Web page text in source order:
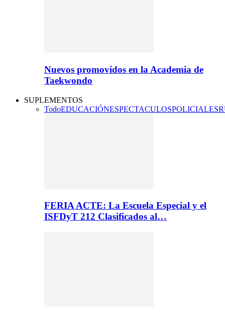
Nuevos promovidos en la Academia de
Taekwondo
SUPLEMENTOS
TodoEDUCACIÓNESPECTACULOSPOLICIALES
FERIA ACTE: La Escuela Especial y el
ISFDyT 212 Clasificados al…